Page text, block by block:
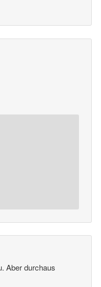
Aber durchaus